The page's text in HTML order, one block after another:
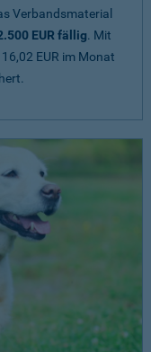
Verbandsmaterial
EUR fällig. Mit
EUR im Monat